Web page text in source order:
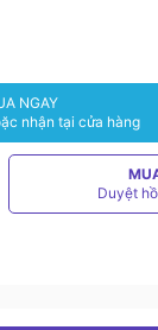
NGAY
nhận tại cửa hàng
Duyệt